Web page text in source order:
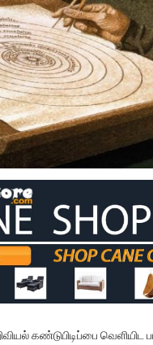
கண்டுபிடிப்பை